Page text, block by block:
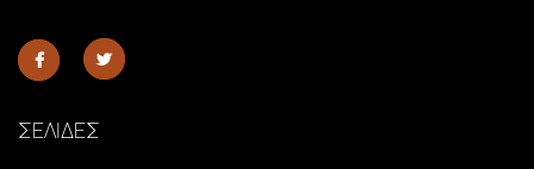
ΣΕΛΙΔΕΣ